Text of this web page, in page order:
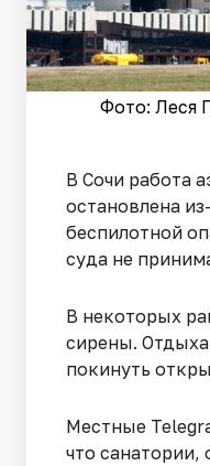
Фото: Леся
В Сочи работа
остановлена
беспилотной
суда не
В некоторых
сирены.
покинуть
Местные
что санатории,